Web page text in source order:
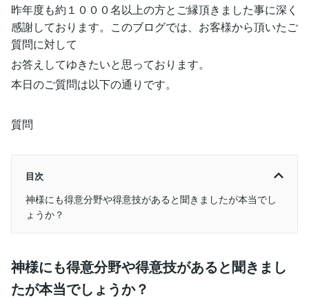
昨年度も約１０００名以上の方とご縁頂きました事に深く
感謝しております。このブログでは、お客様から頂いたご
質問に対して
お答えしてゆきたいと思っております。
本日のご質問は以下の通りです。
質問
目次
神様にも得意分野や得意技があると聞きましたが本当でし
ょうか？
神様にも得意分野や得意技があると聞きまし
たが本当でしょうか？